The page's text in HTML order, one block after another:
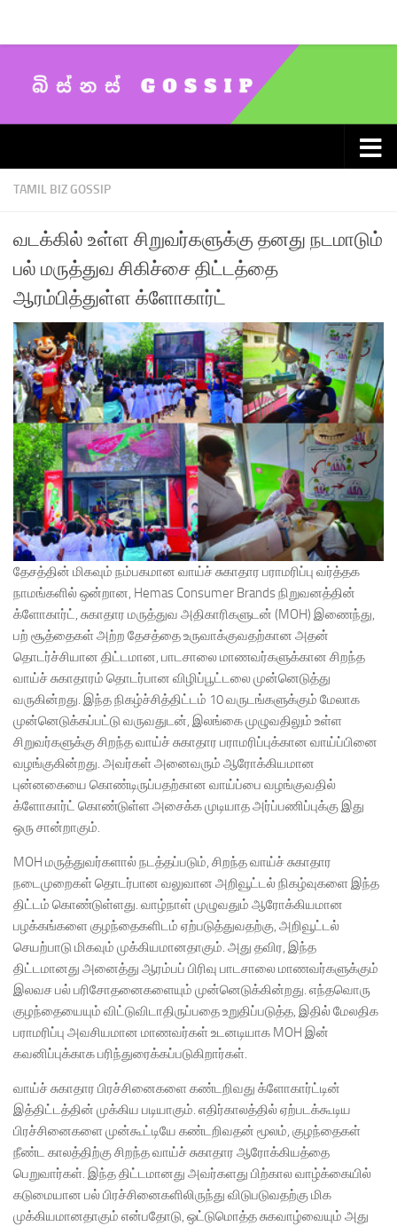
TAMIL BIZ GOSSIP
வடக்கில் உள்ள சிறுவர்களுக்கு தனது நடமாடும்
பல் மருத்துவ சிகிச்சை திட்டத்தை
ஆரம்பித்துள்ள க்ளோகார்ட்
தேசத்தின் மிகவும் நம்பகமான வாய்ச் சுகாதார பராமரிப்பு வர்த்தக
நாமங்களில் ஒன்றான, Hemas Consumer Brands நிறுவனத்தின்
க்ளோகார்ட், சுகாதார மருத்துவ அதிகாரிகளுடன் (MOH) இணைந்து,
பற் சூத்தைகள் அற்ற தேசத்தை உருவாக்குவதற்கான அதன்
தொடர்ச்சியான திட்டமான, பாடசாலை மாணவர்களுக்கான சிறந்த
வாய்ச் சுகாதாரம் தொடர்பான விழிப்பூட்டலை முன்னெடுத்து
வருகின்றது. இந்த நிகழ்ச்சித்திட்டம் 10 வருடங்களுக்கும் மேலாக
முன்னெடுக்கப்பட்டு வருவதுடன், இலங்கை முழுவதிலும் உள்ள
சிறுவர்களுக்கு சிறந்த வாய்ச் சுகாதார பராமரிப்புக்கான வாய்ப்பினை
வழங்குகின்றது. அவர்கள் அனைவரும் ஆரோக்கியமான
புன்னகையை கொண்டிருப்பதற்கான வாய்ப்பை வழங்குவதில்
க்ளோகார்ட் கொண்டுள்ள அசைக்க முடியாத அர்ப்பணிப்புக்கு இது
ஒரு சான்றாகும்.
MOH மருத்துவர்களால் நடத்தப்படும், சிறந்த வாய்ச் சுகாதார
நடைமுறைகள் தொடர்பான வலுவான அறிவூட்டல் நிகழ்வுகளை இந்த
திட்டம் கொண்டுள்ளது. வாழ்நாள் முழுவதும் ஆரோக்கியமான
பழக்கங்களை குழந்தைகளிடம் ஏற்படுத்துவதற்கு, அறிவூட்டல்
செயற்பாடு மிகவும் முக்கியமானதாகும். அது தவிர, இந்த
திட்டமானது அனைத்து ஆரம்பப் பிரிவு பாடசாலை மாணவர்களுக்கும்
இலவச பல் பரிசோதனைகளையும் முன்னெடுக்கின்றது. எந்தவொரு
குழந்தையையும் விட்டுவிடாதிருப்பதை உறுதிப்படுத்த, இதில் மேலதிக
பராமரிப்பு அவசியமான மாணவர்கள் உடனடியாக MOH இன்
கவனிப்புக்காக பரிந்துரைக்கப்படுகிறார்கள்.
வாய்ச் சுகாதார பிரச்சினைகளை கண்டறிவது க்ளோகார்ட்டின்
இத்திட்டத்தின் முக்கிய படியாகும். எதிர்காலத்தில் ஏற்படக்கூடிய
பிரச்சினைகளை முன்கூட்டியே கண்டறிவதன் மூலம், குழந்தைகள்
நீண்ட காலத்திற்கு சிறந்த வாய்ச் சுகாதார ஆரோக்கியத்தை
பெறுவார்கள். இந்த திட்டமானது அவர்களது பிற்கால வாழ்க்கையில்
கடுமையான பல் பிரச்சினைகளிலிருந்து விடுபடுவதற்கு மிக
முக்கியமானதாகும் என்பதோடு, ஒட்டுமொத்த சுகவாழ்வையும் அது